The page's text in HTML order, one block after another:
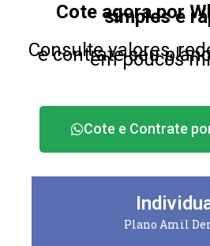
Cote agora por
simples e
Consulte valores,
e contrate seu
em poucos
Cote e Contrate
Plano Amil